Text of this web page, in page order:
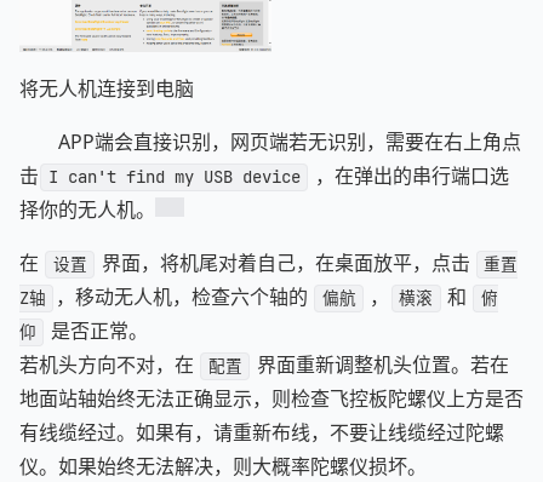
将无人机连接到电脑
APP端会直接识别，网页端若无识别，需要在右上角点
击 I can't find my USB device
，在弹出的串行端口选
择你的无人机。
在
设置 界面，将机尾对着自己，在桌面放平，点击
重置
Z轴
，移动无人机，检查六个轴的 偏航 ， 横滚 和
俯
仰
是否正常。
若机头方向不对，在
配置
界面重新调整机头位置。若在
地面站轴始终无法正确显示，则检查飞控板陀螺仪上方是否
有线缆经过。如果有，请重新布线，不要让线缆经过陀螺
仪。如果始终无法解决，则大概率陀螺仪损坏。